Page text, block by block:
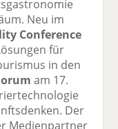
Neu im
Conference
für
in den
am 17.
Der
Medienpartner